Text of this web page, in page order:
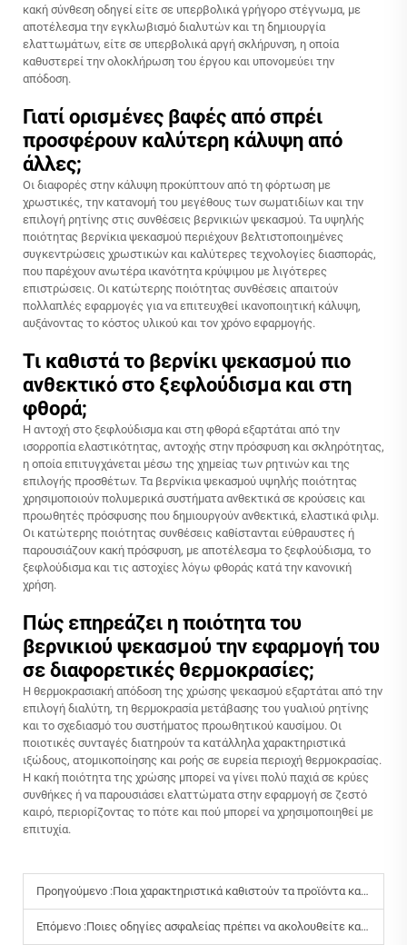
κακή σύνθεση οδηγεί είτε σε υπερβολικά γρήγορο στέγνωμα, με
αποτέλεσμα την εγκλωβισμό διαλυτών και τη δημιουργία
ελαττωμάτων, είτε σε υπερβολικά αργή σκλήρυνση, η οποία
καθυστερεί την ολοκλήρωση του έργου και υπονομεύει την
απόδοση.
Γιατί ορισμένες βαφές από σπρέι
προσφέρουν καλύτερη κάλυψη από
άλλες;
Οι διαφορές στην κάλυψη προκύπτουν από τη φόρτωση με
χρωστικές, την κατανομή του μεγέθους των σωματιδίων και την
επιλογή ρητίνης στις συνθέσεις βερνικιών ψεκασμού. Τα υψηλής
ποιότητας βερνίκια ψεκασμού περιέχουν βελτιστοποιημένες
συγκεντρώσεις χρωστικών και καλύτερες τεχνολογίες διασποράς,
που παρέχουν ανωτέρα ικανότητα κρύψιμου με λιγότερες
επιστρώσεις. Οι κατώτερης ποιότητας συνθέσεις απαιτούν
πολλαπλές εφαρμογές για να επιτευχθεί ικανοποιητική κάλυψη,
αυξάνοντας το κόστος υλικού και τον χρόνο εφαρμογής.
Τι καθιστά το βερνίκι ψεκασμού πιο
ανθεκτικό στο ξεφλούδισμα και στη
φθορά;
Η αντοχή στο ξεφλούδισμα και στη φθορά εξαρτάται από την
ισορροπία ελαστικότητας, αντοχής στην πρόσφυση και σκληρότητας,
η οποία επιτυγχάνεται μέσω της χημείας των ρητινών και της
επιλογής προσθέτων. Τα βερνίκια ψεκασμού υψηλής ποιότητας
χρησιμοποιούν πολυμερικά συστήματα ανθεκτικά σε κρούσεις και
προωθητές πρόσφυσης που δημιουργούν ανθεκτικά, ελαστικά φιλμ.
Οι κατώτερης ποιότητας συνθέσεις καθίστανται εύθραυστες ή
παρουσιάζουν κακή πρόσφυση, με αποτέλεσμα το ξεφλούδισμα, το
ξεφλούδισμα και τις αστοχίες λόγω φθοράς κατά την κανονική
χρήση.
Πώς επηρεάζει η ποιότητα του
βερνικιού ψεκασμού την εφαρμογή του
σε διαφορετικές θερμοκρασίες;
Η θερμοκρασιακή απόδοση της χρώσης ψεκασμού εξαρτάται από την
επιλογή διαλύτη, τη θερμοκρασία μετάβασης του γυαλιού ρητίνης
και το σχεδιασμό του συστήματος προωθητικού καυσίμου. Οι
ποιοτικές συνταγές διατηρούν τα κατάλληλα χαρακτηριστικά
ιξώδους, ατομικοποίησης και ροής σε ευρεία περιοχή θερμοκρασίας.
Η κακή ποιότητα της χρώσης μπορεί να γίνει πολύ παχιά σε κρύες
συνθήκες ή να παρουσιάσει ελαττώματα στην εφαρμογή σε ζεστό
καιρό, περιορίζοντας το πότε και πού μπορεί να χρησιμοποιηθεί με
επιτυχία.
Προηγούμενο :Ποια χαρακτηριστικά καθιστούν τα προϊόντα καθαρισμού αυτοκινήτων σε χονδρική εμπορία κατάλληλα για επαγγελματική χρήση;
Επόμενο :Ποιες οδηγίες ασφαλείας πρέπει να ακολουθείτε κατά τη χειρισμό ψεκαστικών βερνικιών;